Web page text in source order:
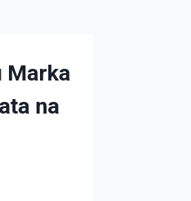
Marka
na